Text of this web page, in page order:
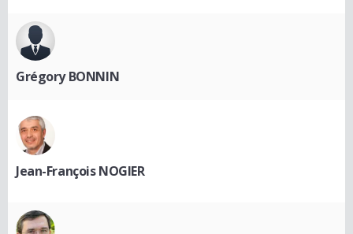
Grégory BONNIN
Jean-François NOGIER